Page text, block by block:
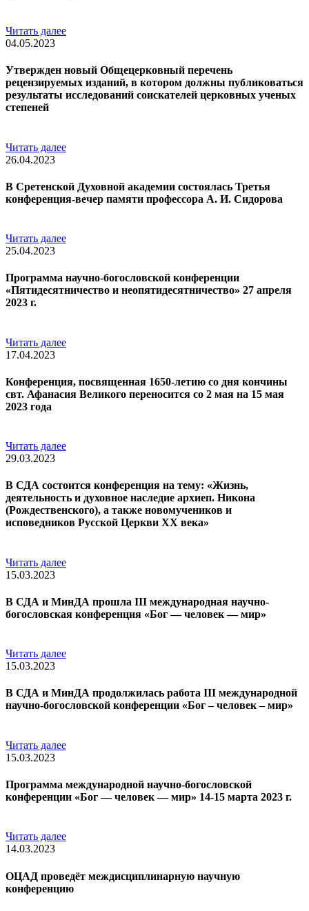
Читать далее
04.05.2023
Утвержден новый Общецерковный перечень
рецензируемых изданий, в котором должны публиковаться
результаты исследований соискателей церковных ученых
степеней
Читать далее
26.04.2023
В Сретенской Духовной академии состоялась Третья
конференция-вечер памяти профессора А. И. Сидорова
Читать далее
25.04.2023
Программа научно-богословской конференции
«Пятидесятничество и неопятидесятничество» 27 апреля
2023 г.
Читать далее
17.04.2023
Конференция, посвященная 1650-летию со дня кончины
свт. Афанасия Великого переносится со 2 мая на 15 мая
2023 года
Читать далее
29.03.2023
В СДА состоится конференция на тему: «Жизнь,
деятельность и духовное наследие архиеп. Никона
(Рождественского), а также новомучеников и
исповедников Русской Церкви ХХ века»
Читать далее
15.03.2023
В СДА и МинДА прошла III международная научно-
богословская конференция «Бог — человек — мир»
Читать далее
15.03.2023
В СДА и МинДА продолжилась работа III международной
научно-богословской конференции «Бог – человек – мир»
Читать далее
15.03.2023
Программа международной научно-богословской
конференции «Бог — человек — мир» 14-15 марта 2023 г.
Читать далее
14.03.2023
ОЦАД проведёт междисциплинарную научную
конференцию